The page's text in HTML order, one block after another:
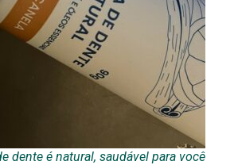
dente é natural, saudável para você